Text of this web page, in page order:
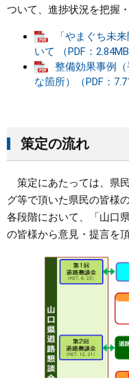
ついて、進捗状況を把握
「やまぐち未
いて （PDF：2.84MB
整備効果事例
な箇所）（PDF：
策定の流れ
策定にあたっては、県
グ等で頂いた県民の皆様
各段階において、「山口
の皆様から意見・提言を